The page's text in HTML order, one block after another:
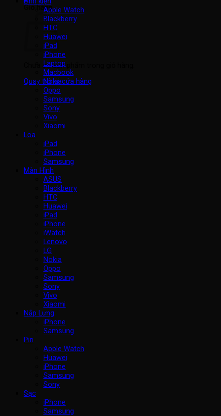
Giỏ hàng
Chưa có sản phẩm trong giỏ hàng.
Quay trở lại cửa hàng
Apple Watch
Blackberry
HTC
Huawei
iPad
iPhone
Laptop
Macbook
Nokia
Oppo
Samsung
Sony
Vivo
Xiaomi
Loa
iPad
iPhone
Samsung
Màn Hình
ASUS
Blackberry
HTC
Huawei
iPad
iPhone
iWatch
Lenovo
LG
Nokia
Oppo
Samsung
Sony
Vivo
Xiaomi
Nắp Lưng
iPhone
Samsung
Pin
Apple Watch
Huawei
iPhone
Samsung
Sony
Sạc
iPhone
Samsung